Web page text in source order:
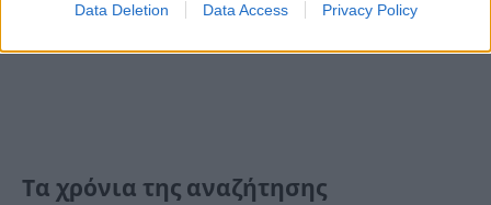
Data Deletion Data Access Privacy Policy
Τα χρόνια της αναζήτησης